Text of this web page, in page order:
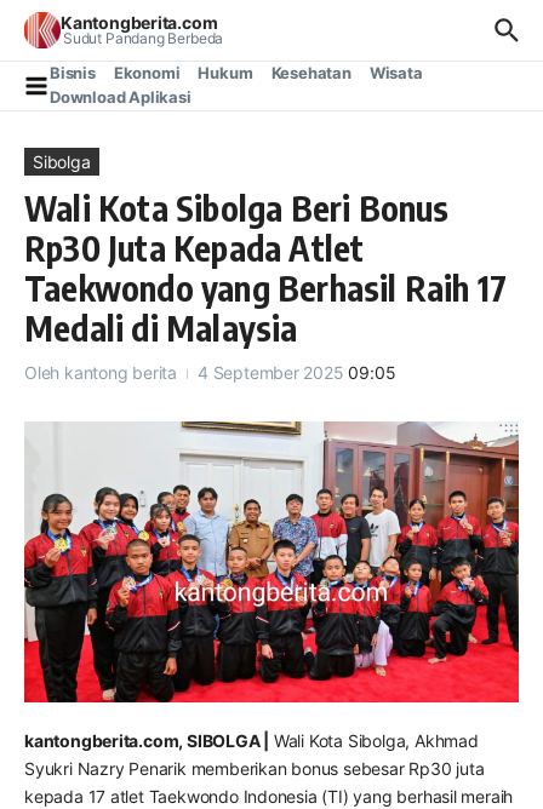
Lewati ke konten
Kantongberita.com
Sudut Pandang Berbeda
Bisnis Ekonomi Hukum Kesehatan
Wisata
Download Aplikasi
Sibolga
Wali Kota Sibolga Beri Bonus
Rp30 Juta Kepada Atlet
Taekwondo yang Berhasil Raih 17
Medali di Malaysia
Oleh kantong berita 4 September 202509:05
kantongberita.com, SIBOLGA |
Wali Kota Sibolga, Akhmad
Syukri Nazry Penarik memberikan bonus sebesar Rp30 juta
kepada 17 atlet Taekwondo Indonesia (TI) yang berhasil meraih